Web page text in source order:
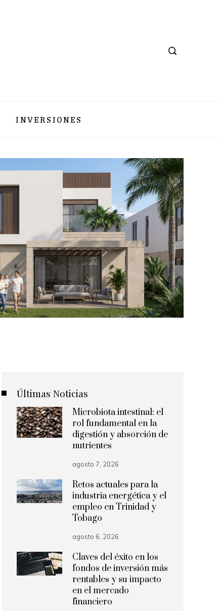
INVERSIONES
Últimas Noticias
Microbiota intestinal: el
rol fundamental en la
digestión y absorción de
nutrientes
agosto 7, 2026
Retos actuales para la
industria energética y el
empleo en Trinidad y
Tobago
agosto 6, 2026
Claves del éxito en los
fondos de inversión más
rentables y su impacto
en el mercado
financiero